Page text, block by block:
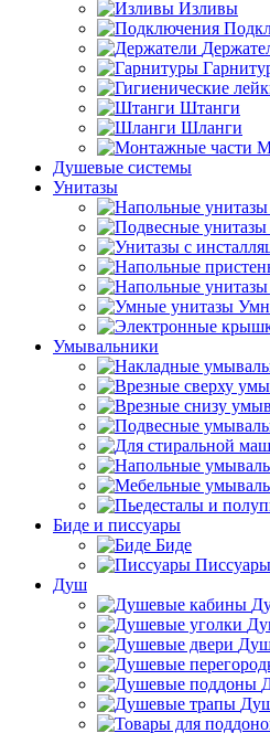
Изливы
Штанги
Шланги
Душевые системы
Унитазы
Умывальники
Биде и писсуары
Биде
Писсуары
Душ